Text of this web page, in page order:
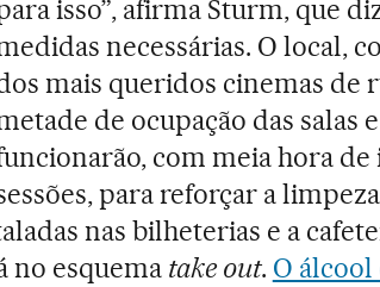
isso”, afirma Sturm, que
necessárias. O local,
mais queridos cinemas de
de ocupação das salas
com meia hora
para reforçar a
nas bilheterias e a
no esquema take out. O álcool